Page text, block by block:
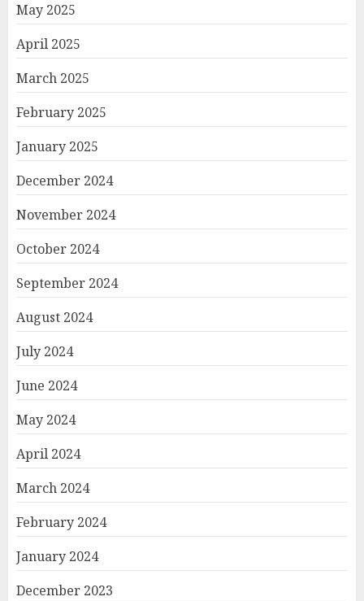
May 2025
April 2025
March 2025
February 2025
January 2025
December 2024
November 2024
October 2024
September 2024
August 2024
July 2024
June 2024
May 2024
April 2024
March 2024
February 2024
January 2024
December 2023